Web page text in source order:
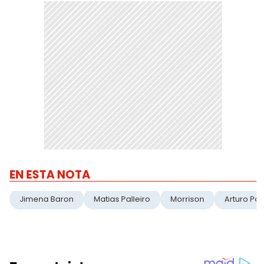
EN ESTA NOTA
Jimena Baron Matias Palleiro Morrison Arturo